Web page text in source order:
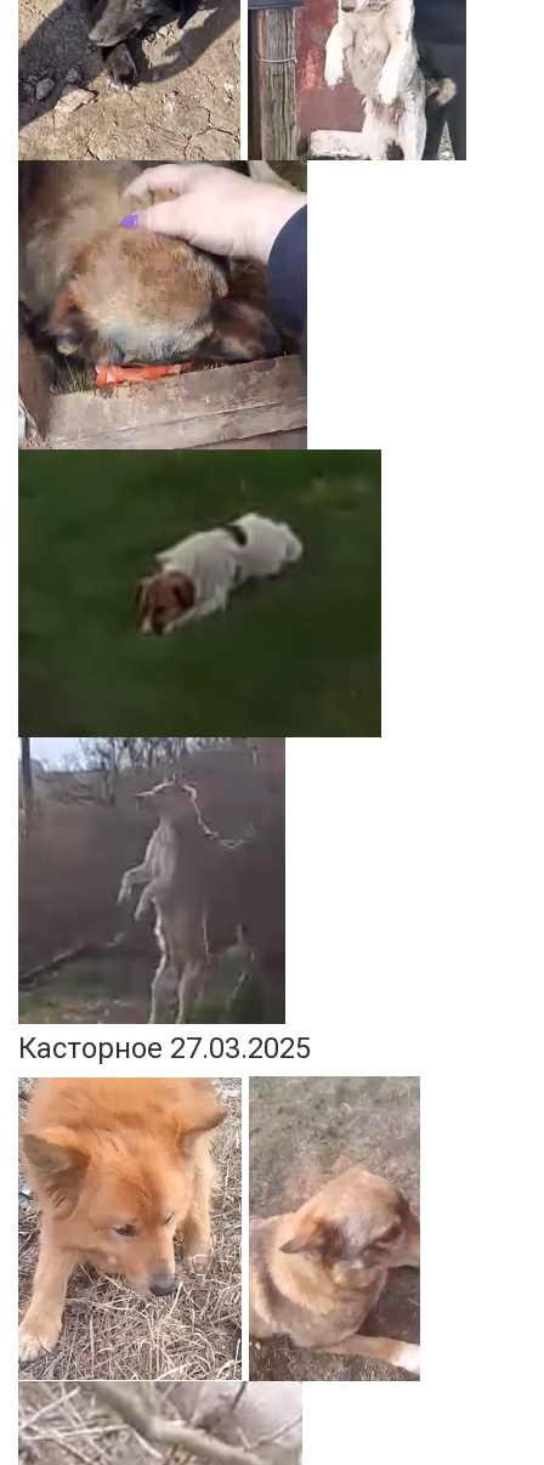
Касторное 27.03.2025